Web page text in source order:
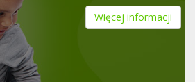
Więcej informacji